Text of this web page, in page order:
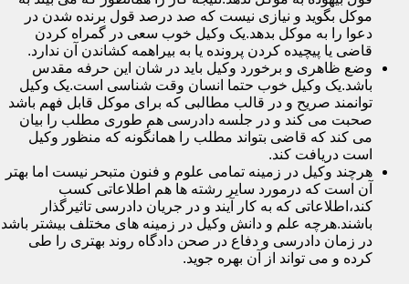
موکل بگوید و نیازی نیست که صد درصد قول برنده شدن در
دعوا را به موکل بدهد.یک وکیل خوب سعی در گمراه کردن
قاضی یا پیچیده کردن پرونده یا به بیراهمه کشاندن آن ندارد.
وضع ظاهری و برخورد وکیل باید در شان این حرفه مقدس
باشد.یک وکیل خوب حتما انسان وقت شناسی است.یک وکیل
توانمند صریح و در قالب مطالبی که برای موکل قابل فهم باشد
صحبت می کند و در جلسه دادرسی هم طوری مطلب را بیان
می کند که قاضی بتواند مطلب را همانگونه که منظور وکیل
است دریافت کند.
هرچند وکیل در زمینه تمامی علوم و فنون متبحر نیست اما بهتر
آن است که درمورد سایر رشته ها هم اطلاعاتی کسب
کند،اطلاعاتی که به کار آیند و در جریان دادرسی تاثیرگذار
باشند.هرچه علم و دانش وکیل در زمینه های مختلف بیشتر باشد
در زمان دادرسی و دفاع در صحن دادگاه روند بهتری را طی
کرده و می تواند از آن بهره جوید.